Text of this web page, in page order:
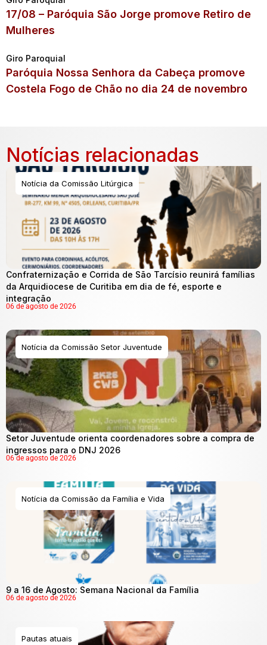
17/08 – Paróquia São Jorge promove Retiro de
Mulheres
Giro Paroquial
Paróquia Nossa Senhora da Cabeça promove
Costela Fogo de Chão no dia 24 de novembro
Notícias relacionadas
Notícia da Comissão Litúrgica
Confraternização e Corrida de São Tarcísio reunirá famílias
da Arquidiocese de Curitiba em dia de fé, esporte e
integração
06 de agosto de 2026
Notícia da Comissão Setor Juventude
Setor Juventude orienta coordenadores sobre a compra de
ingressos para o DNJ 2026
06 de agosto de 2026
Notícia da Comissão da Família e Vida
9 a 16 de Agosto: Semana Nacional da Família
06 de agosto de 2026
Pautas atuais